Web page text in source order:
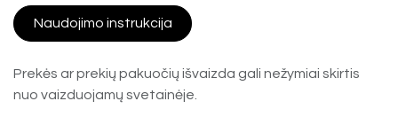
Naudojimo instrukcija
Prekės ar prekių pakuočių išvaizda gali nežymiai skirtis
nuo vaizduojamų svetainėje.